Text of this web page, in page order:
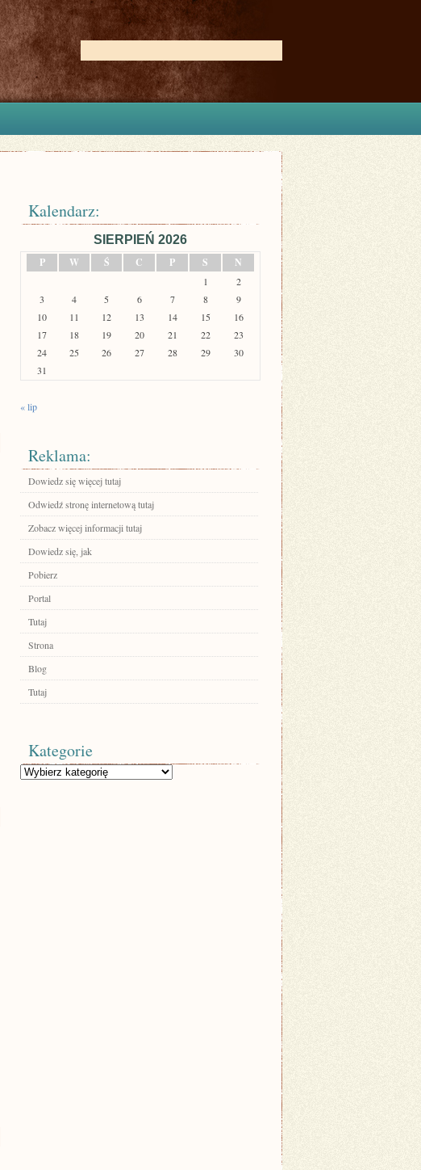
Kalendarz:
SIERPIEŃ 2026
P
W Ś C P S N
1
2
3
4 5 6 7 8
9
10
11 12 13 14 15
16
17
18 19 20 21 22
23
24
25 26 27 28 29
30
31
« lip
Reklama:
Dowiedz się więcej tutaj
Odwiedź stronę internetową tutaj
Zobacz więcej informacji tutaj
Dowiedz się, jak
Pobierz
Portal
Tutaj
Strona
Blog
Tutaj
Kategorie
Kategorie